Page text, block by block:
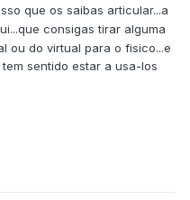
que os saibas articular...a
consigas tirar alguma
ou do virtual para o fisico...e
sentido estar a usa-los